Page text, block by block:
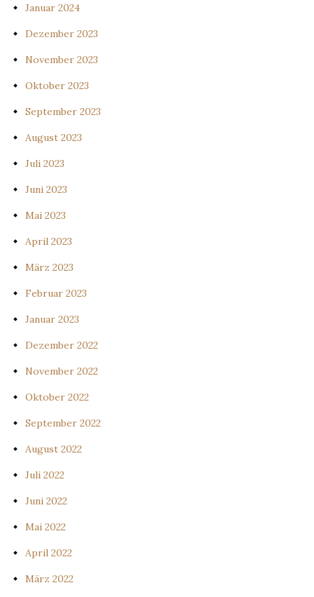
Januar 2024
Dezember 2023
November 2023
Oktober 2023
September 2023
August 2023
Juli 2023
Juni 2023
Mai 2023
April 2023
März 2023
Februar 2023
Januar 2023
Dezember 2022
November 2022
Oktober 2022
September 2022
August 2022
Juli 2022
Juni 2022
Mai 2022
April 2022
März 2022